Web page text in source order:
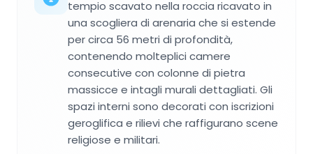
tempio scavato nella roccia ricavato in
una scogliera di arenaria che si estende
per circa 56 metri di profondità,
contenendo molteplici camere
consecutive con colonne di pietra
massicce e intagli murali dettagliati. Gli
spazi interni sono decorati con iscrizioni
geroglifica e rilievi che raffigurano scene
religiose e militari.